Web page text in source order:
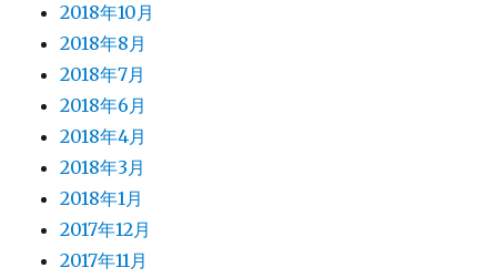
2018年10月
2018年8月
2018年7月
2018年6月
2018年4月
2018年3月
2018年1月
2017年12月
2017年11月